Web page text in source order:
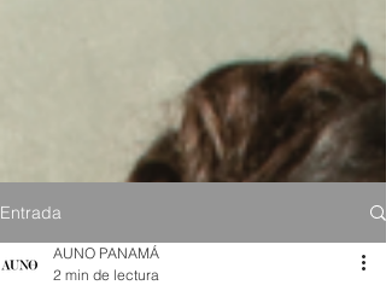
Entrada
AUNO PANAMÁ
2 min de lectura